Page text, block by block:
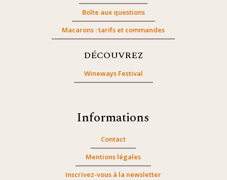
Boîte aux questions
Macarons : tarifs et commandes
DÉCOUVREZ
Wineways Festival
Informations
Contact
Mentions légales
Inscrivez-vous à la newsletter